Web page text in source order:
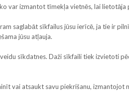
var izmantot tīmekļa vietnēs, lai
saglabāt sīkfailus jūsu ierīcē, ja tie ir
jūsu atļauja.
sīkdatnes. Daži sīkfaili tiek izvietoti
vai atsaukt savu piekrišanu, izmantojot